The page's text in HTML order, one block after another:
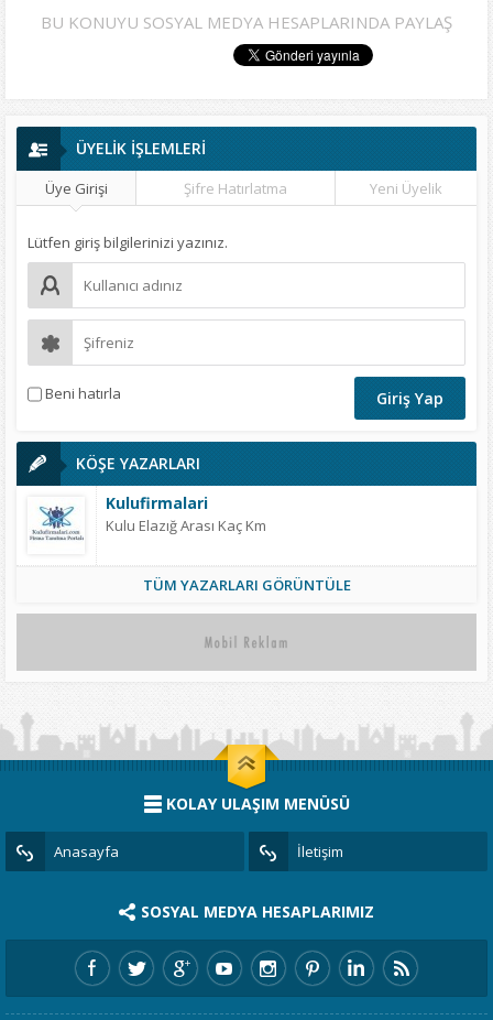
BU KONUYU SOSYAL MEDYA HESAPLARINDA PAYLAŞ
ÜYELİK İŞLEMLERİ
Üye Girişi Şifre Hatırlatma Yeni Üyelik
Lütfen giriş bilgilerinizi yazınız.
Beni hatırla
KÖŞE YAZARLARI
Kulufirmalari
Kulu Elazığ Arası Kaç Km
TÜM YAZARLARI GÖRÜNTÜLE
KOLAY ULAŞIM MENÜSÜ
Anasayfa İletişim
SOSYAL MEDYA HESAPLARIMIZ